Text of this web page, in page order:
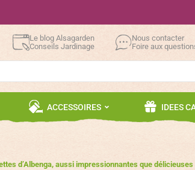
Le blog Alsagarden
Conseils Jardinage
Nous contacter
Foire aux
ACCESSOIRES IDEES
d’Albenga, aussi impressionnantes que délicieuses